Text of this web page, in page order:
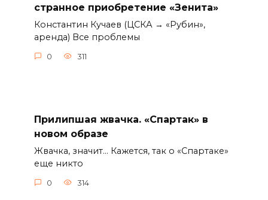
странное приобретение «Зенита»
Константин Кучаев (ЦСКА → «Рубин»,
аренда) Все проблемы
0 311
Прилипшая жвачка. «Спартак» в
новом образе
Жвачка, значит… Кажется, так о «Спартаке»
еще никто
0 314